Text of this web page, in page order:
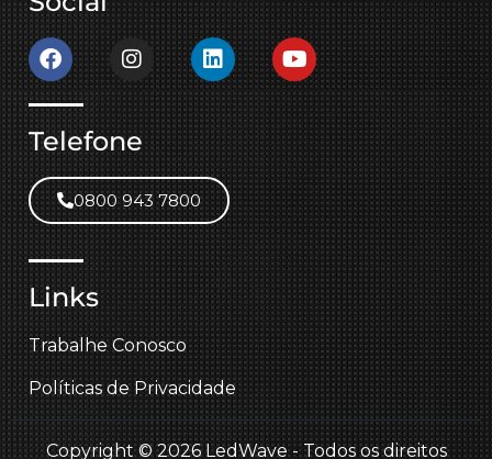
Telefone
0800 943 7800
Links
Trabalhe Conosco
Políticas de Privacidade
Copyright © 2026 LedWave - Todos os direitos